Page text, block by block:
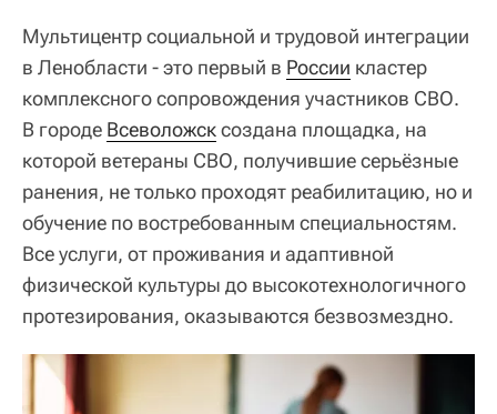
Мультицентр социальной и трудовой интеграции
в Ленобласти - это первый в России кластер
комплексного сопровождения участников СВО.
В городе Всеволожсксоздана площадка, на
которой ветераны СВО, получившие серьёзные
ранения, не только проходят реабилитацию, но и
обучение по востребованным специальностям.
Все услуги, от проживания и адаптивной
физической культуры до высокотехнологичного
протезирования, оказываются безвозмездно.